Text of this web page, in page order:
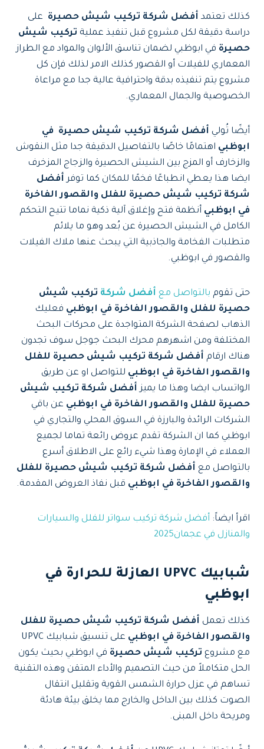
كذلك تعتمد أفضل شركة تركيب شيش حصيرة على
دراسة دقيقة لكل مشروع قبل تنفيذ عملية تركيب شيش
حصيرة في ابوظبي لضمان تناسق الألوان والمواد مع الطراز
المعماري للفيلات أو القصور كذلك الامر لذلك فإن كل
مشروع يتم تنفيذه بدقة واحترافية عالية جدا مع مراعاة
الخصوصية والجمال المعماري.
أيضًا تُولي أفضل شركة تركيب شيش حصيرة في
ابوظبي اهتمامًا خاصًا بالتفاصيل الدقيقة جدا مثل النقوش
والزخارف أو المزج بين الشيش الحصيرة والزجاج المزخرف
ايضا هذا يعطي انطباعًا فخمًا للمكان كما توفر أفضل
شركة تركيب شيش حصيرة للفلل والقصور الفاخرة
في ابوظبي أنظمة فتح وإغلاق آلية ذكية نماما تتيح التحكم
الكامل في الشيش الحصيرة عن بُعد وهو ما يلائم
متطلبات الفخامة والجاذبية التي يبحث عنها ملاك الفيلات
والقصور في ابوظبي.
حتى تقوم بالتواصل مع أفضل شركة تركيب شيش
حصيرة للفلل والقصور الفاخرة في ابوظبي فعليك
الذهاب لصفحة الشركة المتواجدة على محركات البحث
المختلفة ومن اشهرهم محرك البحث جوجل سوف تجدون
هناك ارقام أفضل شركة تركيب شيش حصيرة للفلل
والقصور الفاخرة في ابوظبي للتواصل او عن طريق
الواتساب ايضا وهذا ما يميز أفضل شركة تركيب شيش
حصيرة للفلل والقصور الفاخرة في ابوظبي عن باقي
الشركات الرائدة والبارزة في السوق المحلي والتجاري في
ابوظبي كما ان الشركة تقدم عروض رائعة تماما لجميع
العملاء في الإمارة وهذا شيء رائع على الاطلاق أسرع
بالتواصل مع أفضل شركة تركيب شيش حصيرة للفلل
والقصور الفاخرة في ابوظبي قبل نفاذ العروض المقدمة.
اقرأ ايضاً: أفضل شركة تركيب سواتر للفلل والسيارات
والمنازل في عجمان2025
شبابيك UPVC العازلة للحرارة في
ابوظبي
كذلك تعمل أفضل شركة تركيب شيش حصيرة للفلل
والقصور الفاخرة في ابوظبي
على تنسيق شبابيك UPVC
مع مشروع تركيب شيش حصيرة في ابوظبي بحيث يكون
الحل متكاملاً من حيث التصميم والأداء المتقن وهذه التقنية
تساهم في عزل حرارة الشمس القوية وتقليل انتقال
الصوت كذلك بين الداخل والخارج مما يخلق بيئة هادئة
ومريحة داخل المبنى.